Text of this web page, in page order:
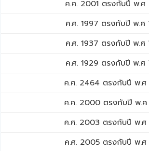
ค.ศ. 2001 ตรงกับปี พ.ศ
ค.ศ. 1997 ตรงกับปี พ.ศ
ค.ศ. 1937 ตรงกับปี พ.ศ
ค.ศ. 1929 ตรงกับปี พ.ศ
ค.ศ. 2464 ตรงกับปี พ.ศ
ค.ศ. 2000 ตรงกับปี พ.ศ
ค.ศ. 2003 ตรงกับปี พ.ศ
ค.ศ. 2005 ตรงกับปี พ.ศ